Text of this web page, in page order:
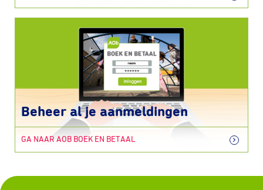
Beheer al je aanmeldingen
GA NAAR AOB BOEK EN BETAAL